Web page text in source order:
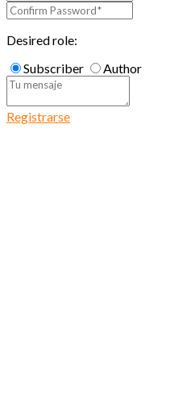
Desired role:
Subscriber
Author
Registrarse